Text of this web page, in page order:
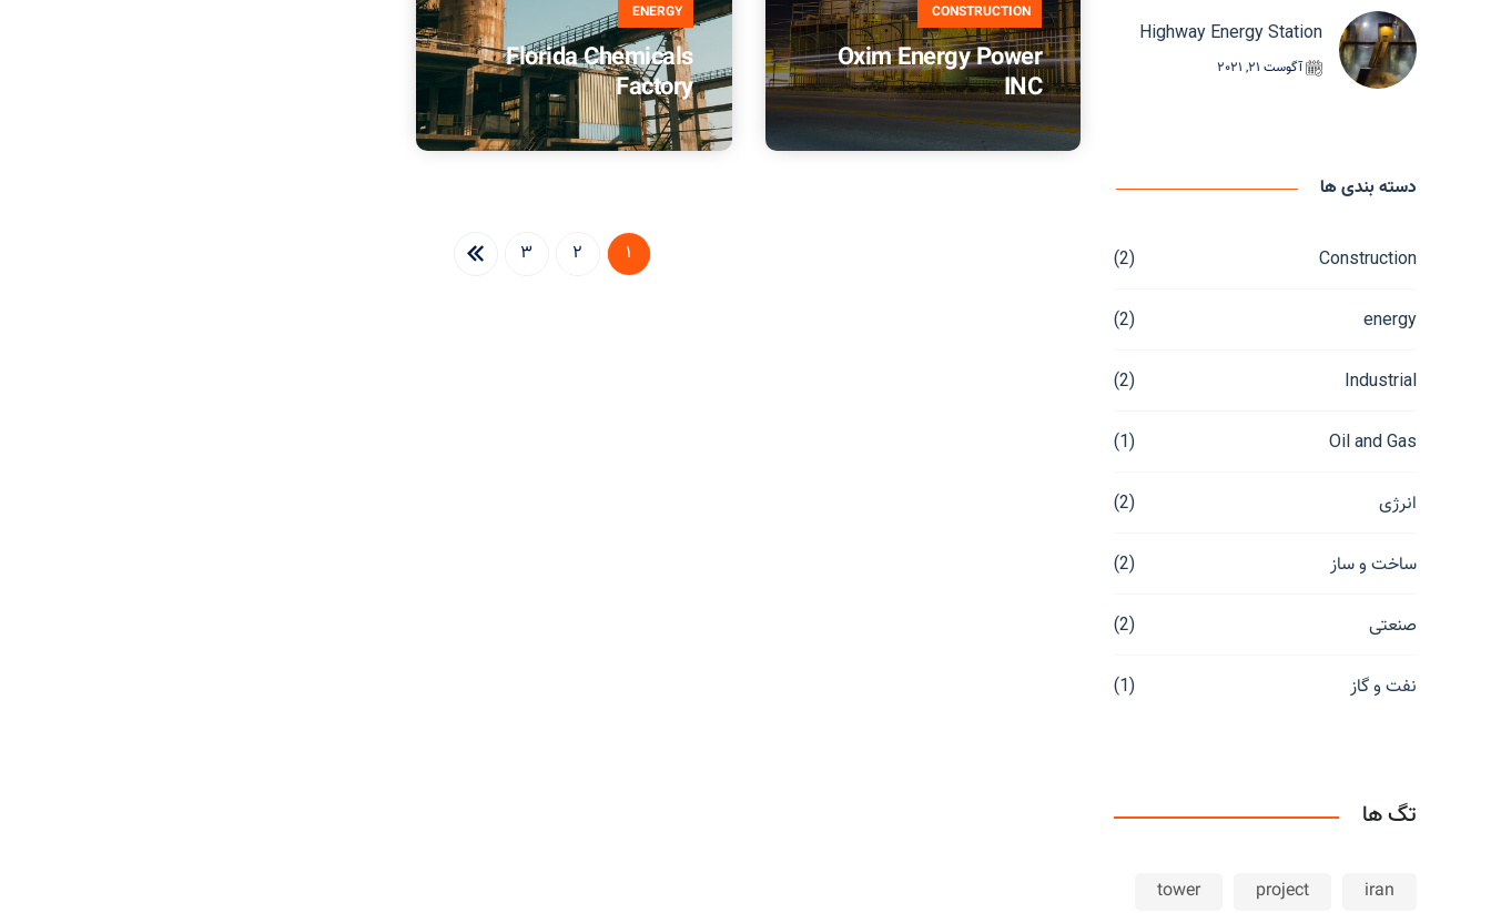
Highway Energy Station
آگوست 21, 2021
دسته بندی ها
Construction
(2)
energy
(2)
Industrial
(2)
Oil and Gas
(1)
انرژی (2)
ساخت و ساز (2)
صنعتی (2)
نفت و گاز (1)
تگ ها
iran
project
tower
CONSTRUCTION
Oxim Energy Power
INC
ENERGY
Florida Chemicals
Factory
1
2
3